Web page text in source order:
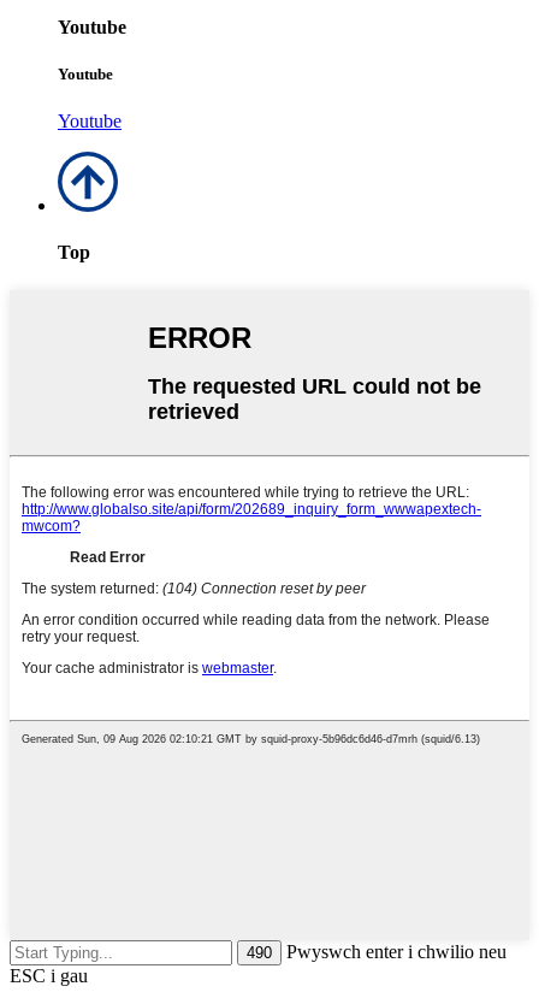
Youtube
Youtube
Youtube
Top
Pwyswch enter i chwilio neu
ESC i gau